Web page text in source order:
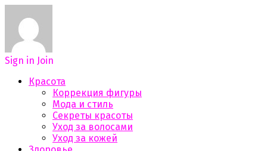
Sign in Join
Красота
Коррекция фигуры
Мода и стиль
Секреты красоты
Уход за волосами
Уход за кожей